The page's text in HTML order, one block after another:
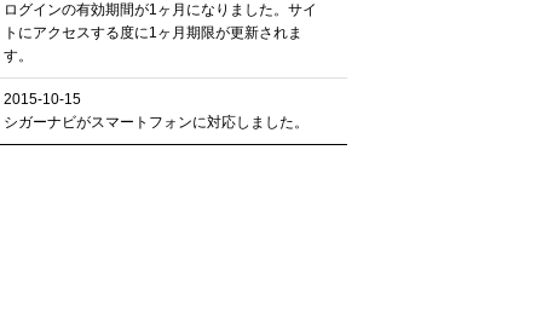
ログインの有効期間が1ヶ月になりました。サイ
トにアクセスする度に1ヶ月期限が更新されま
す。
2015-10-15
シガーナビがスマートフォンに対応しました。